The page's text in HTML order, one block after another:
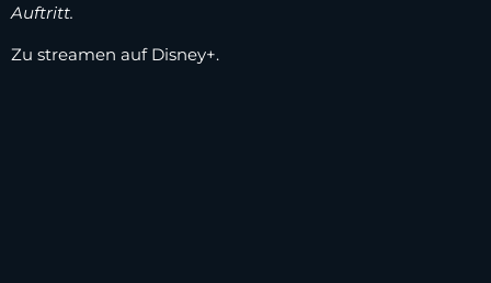
Auftritt.
Zu streamen auf Disney+.